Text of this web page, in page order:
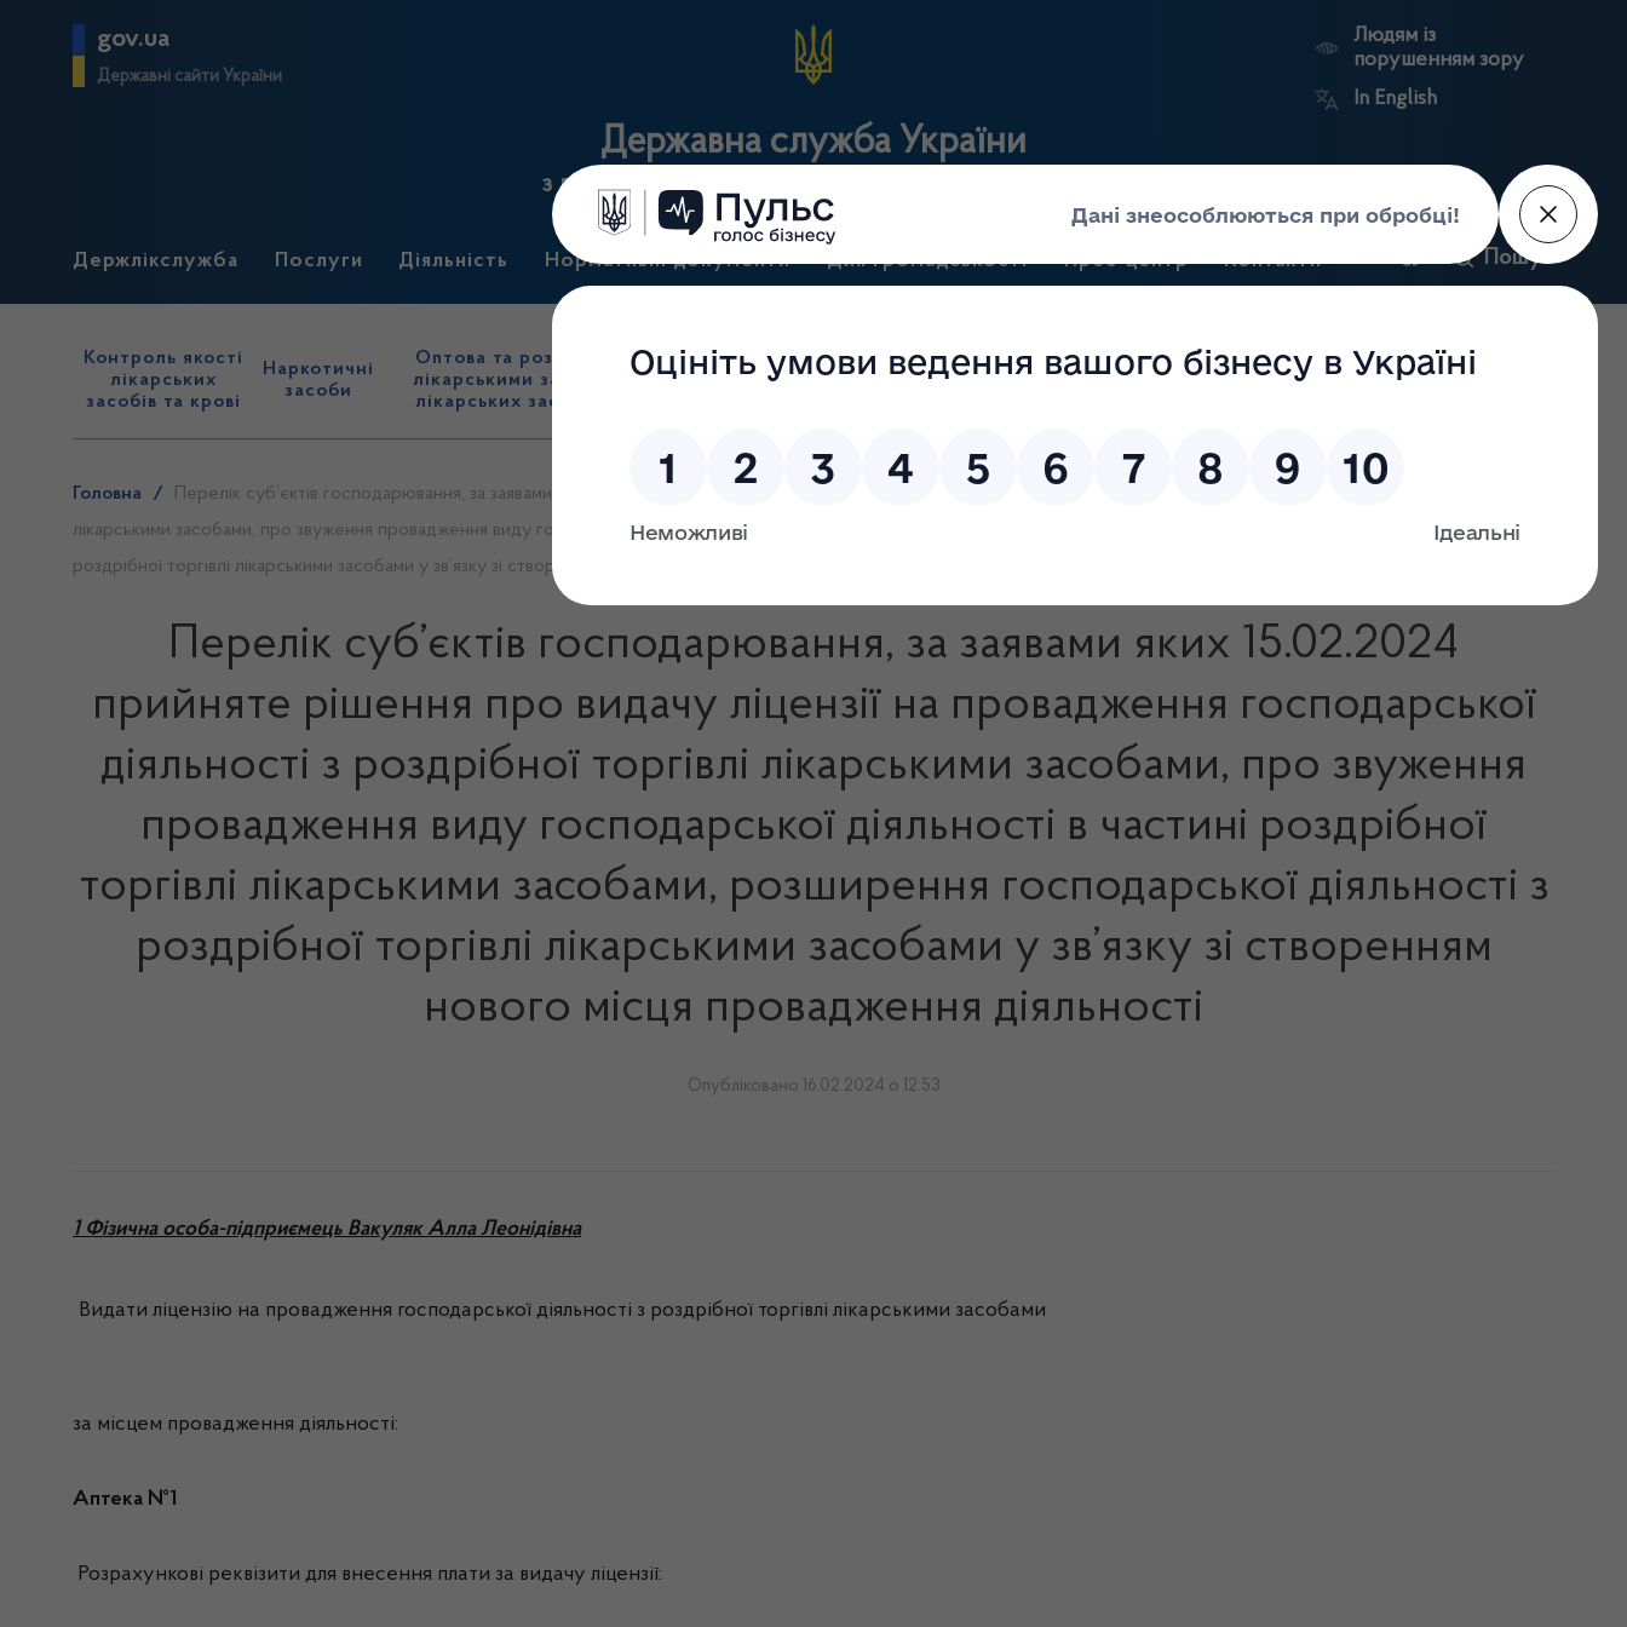
gov.ua
Державні сайти України
Державна служба України
з лікарських засобів та контролю за наркотиками
Людям із
порушенням зору
In English
Держлікслужба Послуги Діяльність Нормативні документи Для громадськості Прес-центр Контакти Пошук
Контроль якості
лікарських
засобів та крові
Наркотичні
засоби
Оптова та роздрібна торгівля
лікарськими засобами, імпорт
лікарських засобів (крім АФІ)
Державний
нагляд
виробництва лікарських
Ринковий
Державні
Антикорупційний
портал
Головна /
Перелік суб’єктів господарювання, за заявами яких 15.02.2024 прийняте рішення про видачу ліцензії на провадження господарської діяльності з роздрібної торгівлі
лікарськими засобами, про звуження провадження виду господарської діяльності в частині роздрібної торгівлі лікарськими засобами, розширення господарської діяльності з
роздрібної торгівлі лікарськими засобами у зв’язку зі створенням нового місця провадження діяльності
Перелік суб’єктів господарювання, за заявами яких 15.02.2024
прийняте рішення про видачу ліцензії на провадження господарської
діяльності з роздрібної торгівлі лікарськими засобами, про звуження
провадження виду господарської діяльності в частині роздрібної
торгівлі лікарськими засобами, розширення господарської діяльності з
роздрібної торгівлі лікарськими засобами у зв’язку зі створенням
нового місця провадження діяльності
Опубліковано 16.02.2024 о 12:53
1 Фізична особа-підприємець Вакуляк Алла Леонідівна
Видати ліцензію на провадження господарської діяльності з роздрібної торгівлі лікарськими засобами
за місцем провадження діяльності:
Аптека №1
Розрахункові реквізити для внесення плати за видачу ліцензії: